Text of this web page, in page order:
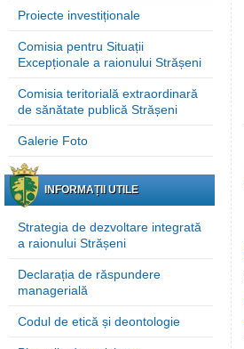
Proiecte investiționale
Comisia pentru Situații
Excepționale a raionului Strășeni
Comisia teritorială extraordinară
de sănătate publică Strășeni
Galerie Foto
INFORMAȚII UTILE
Strategia de dezvoltare integrată
a raionului Strășeni
Declarația de răspundere
managerială
Codul de etică și deontologie